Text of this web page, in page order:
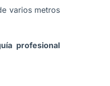
varios metros
profesional